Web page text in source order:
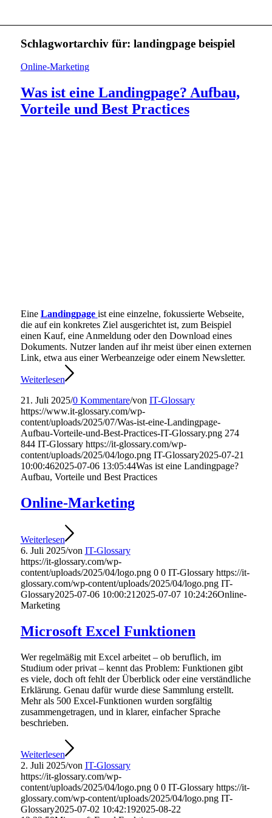
Schlagwortarchiv für: landingpage beispiel
Online-Marketing
Was ist eine Landingpage? Aufbau,
Vorteile und Best Practices
Eine Landingpage ist eine einzelne, fokussierte Webseite,
die auf ein konkretes Ziel ausgerichtet ist, zum Beispiel
einen Kauf, eine Anmeldung oder den Download eines
Dokuments. Nutzer landen auf ihr meist über einen externen
Link, etwa aus einer Werbeanzeige oder einem Newsletter.
Weiterlesen
21. Juli 2025/0 Kommentare/von IT-Glossary
https://www.it-glossary.com/wp-
content/uploads/2025/07/Was-ist-eine-Landingpage-
Aufbau-Vorteile-und-Best-Practices-IT-Glossary.png 274
844 IT-Glossary https://it-glossary.com/wp-
content/uploads/2025/04/logo.png IT-Glossary2025-07-21
10:00:462025-07-06 13:05:44Was ist eine Landingpage?
Aufbau, Vorteile und Best Practices
Online-Marketing
Weiterlesen
6. Juli 2025/von IT-Glossary
https://it-glossary.com/wp-
content/uploads/2025/04/logo.png 0 0 IT-Glossary https://it-
glossary.com/wp-content/uploads/2025/04/logo.png IT-
Glossary2025-07-06 10:00:21 2025-07-07 10:24:26Online-
Marketing
Microsoft Excel Funktionen
Wer regelmäßig mit Excel arbeitet – ob beruflich, im
Studium oder privat – kennt das Problem: Funktionen gibt
es viele, doch oft fehlt der Überblick oder eine verständliche
Erklärung. Genau dafür wurde diese Sammlung erstellt.
Mehr als 500 Excel-Funktionen wurden sorgfältig
zusammengetragen, und in klarer, einfacher Sprache
beschrieben.
Weiterlesen
2. Juli 2025/von IT-Glossary
https://it-glossary.com/wp-
content/uploads/2025/04/logo.png 0 0 IT-Glossary https://it-
glossary.com/wp-content/uploads/2025/04/logo.png IT-
Glossary2025-07-02 10:42:192025-08-22